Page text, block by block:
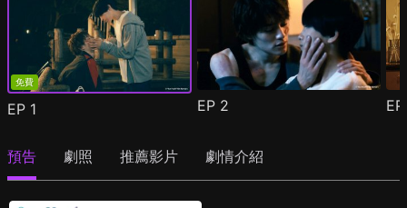
免費
EP 1 EP 2
預告 劇照 推薦影片 劇情介紹